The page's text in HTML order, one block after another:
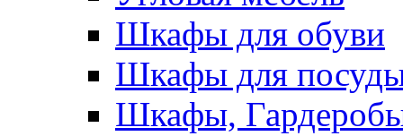
Шкафы для обуви
Шкафы для
Шкафы,